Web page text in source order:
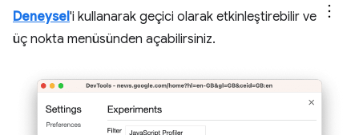
Deneysel'i kullanarak geçici olarak etkinleştirebilir ve
üç nokta menüsünden açabilirsiniz.